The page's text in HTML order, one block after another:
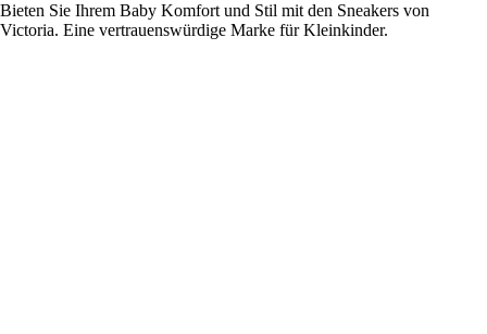
Bieten Sie Ihrem Baby Komfort und Stil mit den Sneakers von
Victoria. Eine vertrauenswürdige Marke für Kleinkinder.